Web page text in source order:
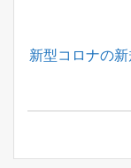
シ
ン
Next
新型コロナの